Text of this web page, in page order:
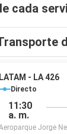
cada
LATAM - LA 426
Directo
11:30
a. m.
Jorge